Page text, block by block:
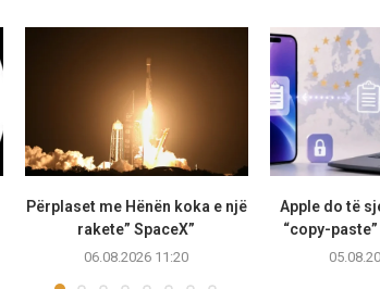
Përplaset me Hënën koka e një
rakete” SpaceX”
06.08.2026 11:20
Apple do të
“copy-